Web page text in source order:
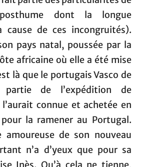
dont la longue
de ces incongruités).
pays natal, poussée par la
africaine où elle a été mise
là que le portugais Vasco de
partie de l’expédition de
connue et achetée en
la ramener au Portugal.
amoureuse de son nouveau
n’a d’yeux que pour sa